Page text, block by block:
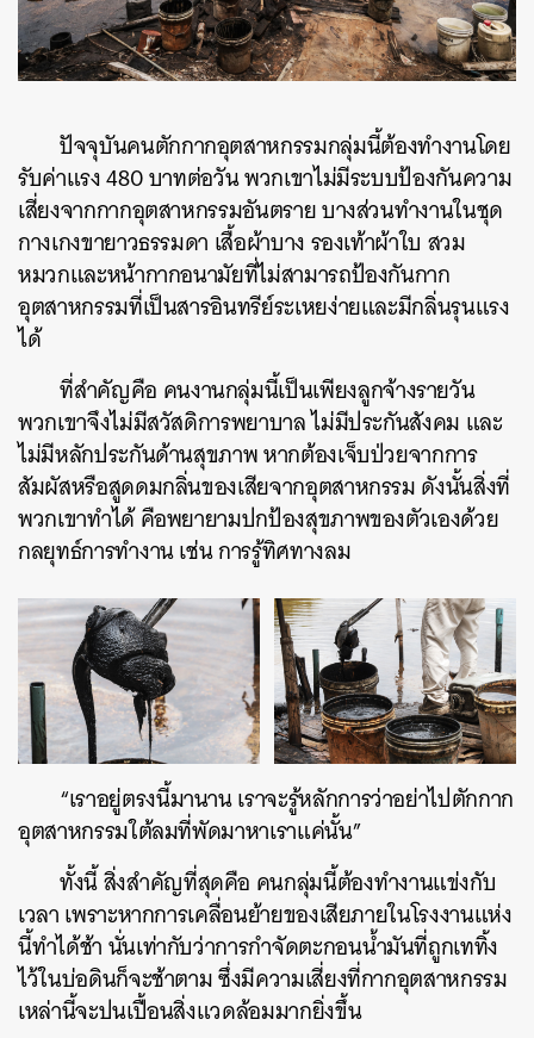
ปัจจุบันคนตักกากอุตสาหกรรมกลุ่มนี้ต้องทำงานโดย
รับค่าแรง 480 บาทต่อวัน พวกเขาไม่มีระบบป้องกันความ
เสี่ยงจากกากอุตสาหกรรมอันตราย บางส่วนทำงานในชุด
กางเกงขายาวธรรมดา เสื้อผ้าบาง รองเท้าผ้าใบ สวม
หมวกและหน้ากากอนามัยที่ไม่สามารถป้องกันกาก
อุตสาหกรรมที่เป็นสารอินทรีย์ระเหยง่ายและมีกลิ่นรุนแรง
ได้
ที่สำคัญคือ คนงานกลุ่มนี้เป็นเพียงลูกจ้างรายวัน
พวกเขาจึงไม่มีสวัสดิการพยาบาล ไม่มีประกันสังคม และ
ไม่มีหลักประกันด้านสุขภาพ หากต้องเจ็บป่วยจากการ
สัมผัสหรือสูดดมกลิ่นของเสียจากอุตสาหกรรม ดังนั้นสิ่งที่
พวกเขาทำได้ คือพยายามปกป้องสุขภาพของตัวเองด้วย
กลยุทธ์การทำงาน เช่น การรู้ทิศทางลม
“เราอยู่ตรงนี้มานาน เราจะรู้หลักการว่าอย่าไปตักกาก
อุตสาหกรรมใต้ลมที่พัดมาหาเราแค่นั้น”
ทั้งนี้ สิ่งสำคัญที่สุดคือ คนกลุ่มนี้ต้องทำงานแข่งกับ
เวลา เพราะหากการเคลื่อนย้ายของเสียภายในโรงงานแห่ง
นี้ทำได้ช้า นั่นเท่ากับว่าการกำจัดตะกอนน้ำมันที่ถูกเททิ้ง
ไว้ในบ่อดินก็จะช้าตาม ซึ่งมีความเสี่ยงที่กากอุตสาหกรรม
เหล่านี้จะปนเปื้อนสิ่งแวดล้อมมากยิ่งขึ้น